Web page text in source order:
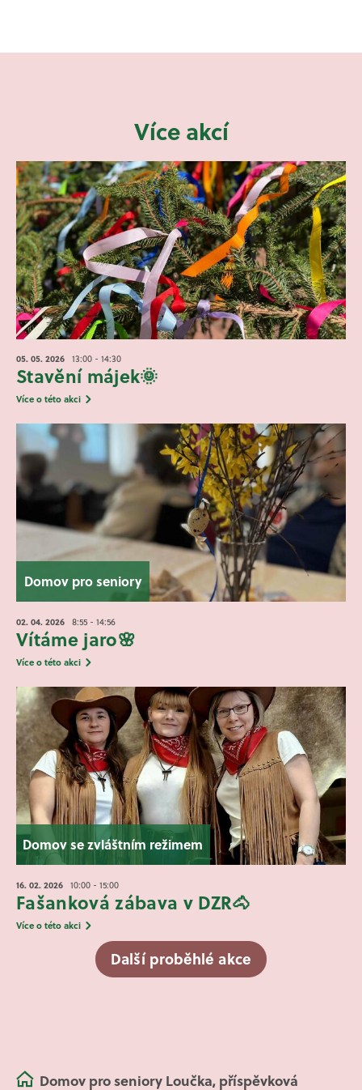
Více akcí
05. 05.2026 13:00 - 14:30
Stavění májek🌞
Více o této akci
Domov pro seniory
02. 04.2026 8:55 - 14:56
Vítáme jaro🌸
Více o této akci
Domov se zvláštním režimem
16. 02.2026 10:00 - 15:00
Fašanková zábava v DZR🐴
Více o této akci
Další proběhlé akce
Domov pro seniory Loučka, příspěvková